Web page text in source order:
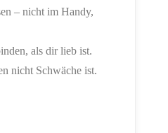
– nicht im Handy,
als dir lieb ist.
nicht Schwäche ist.